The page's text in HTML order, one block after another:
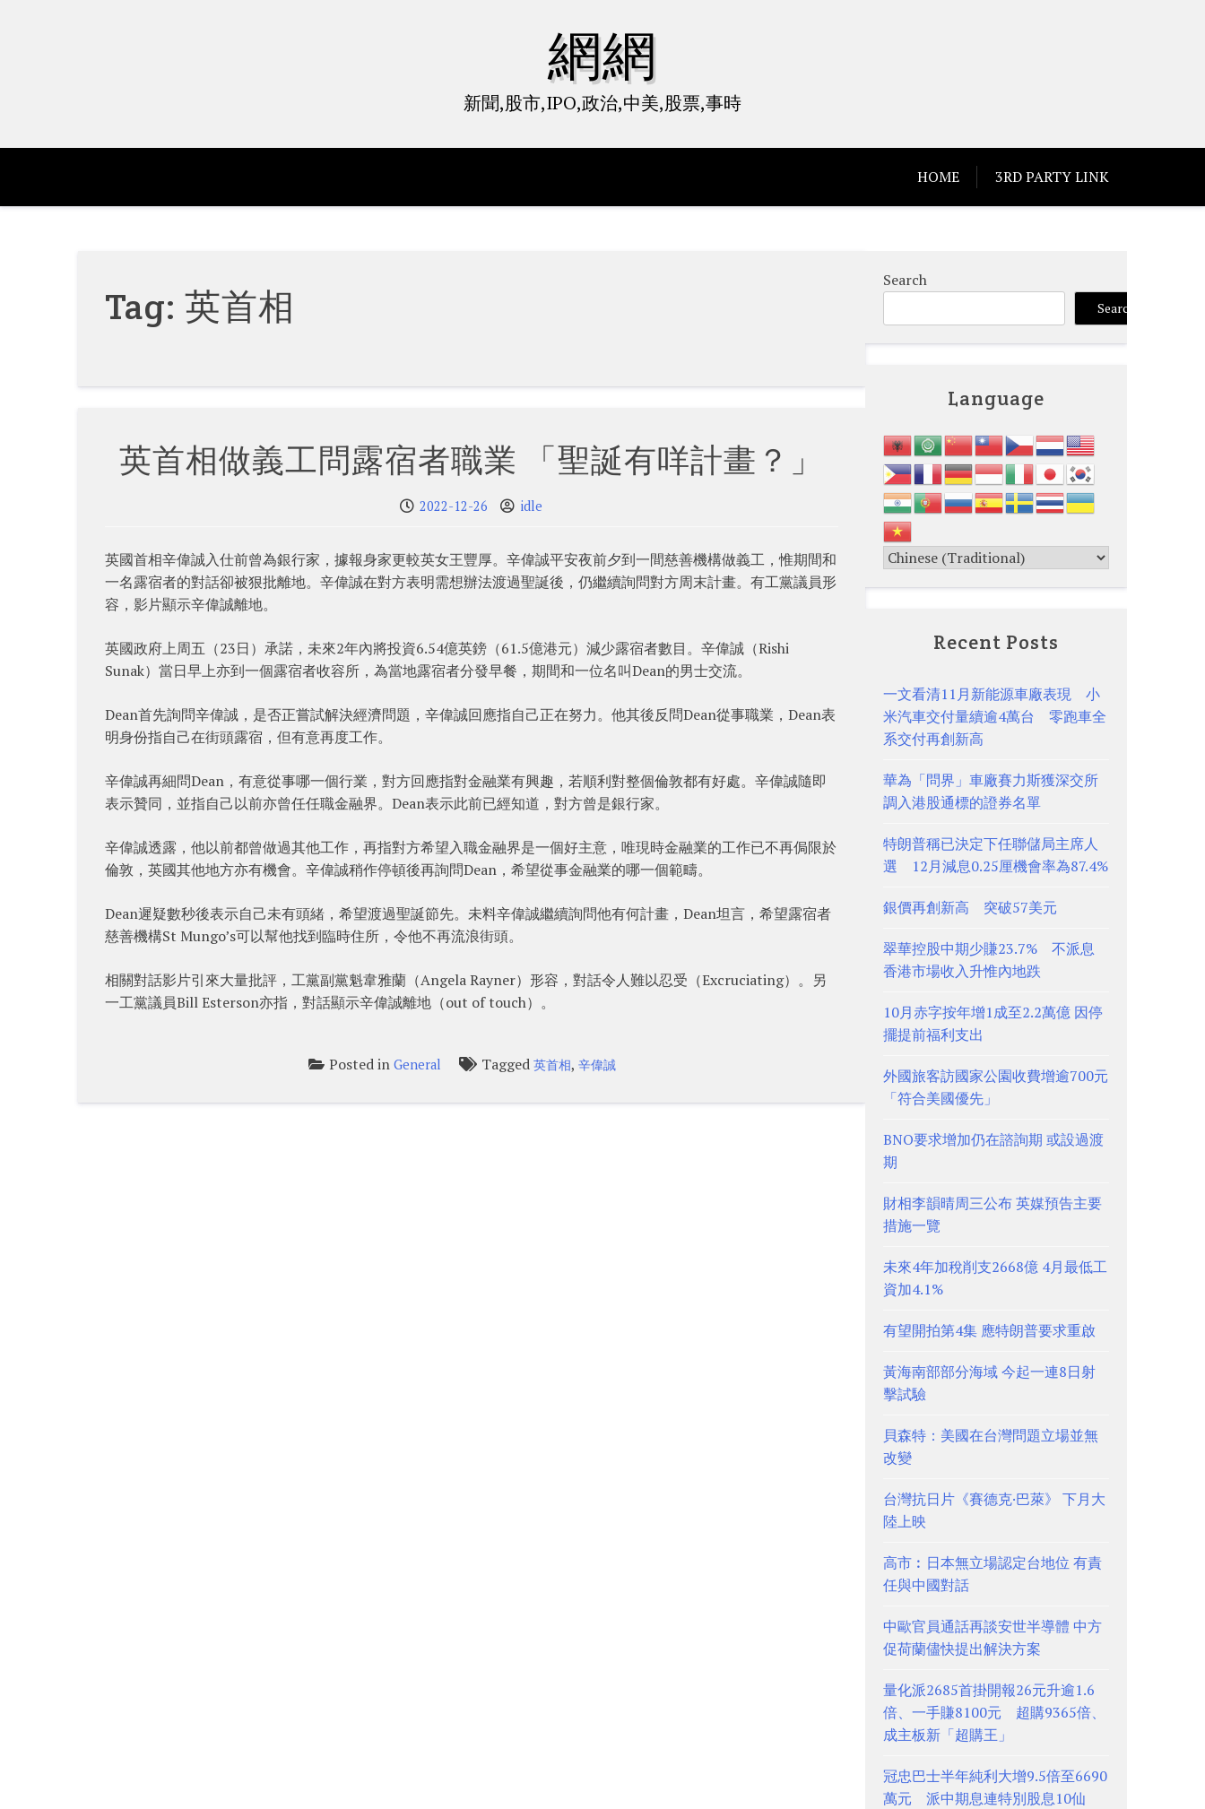
網網
新聞,股市,IPO,政治,中美,股票,事時
HOME 3RD PARTY LINK
Tag: 英首相
英首相做義工問露宿者職業 「聖誕有咩計畫？」
2022-12-26 idle
英國首相辛偉誠入仕前曾為銀行家，據報身家更較英女王豐厚。辛偉誠平安夜前夕到一間慈善機構做義工，惟期間和
一名露宿者的對話卻被狠批離地。辛偉誠在對方表明需想辦法渡過聖誕後，仍繼續詢問對方周末計畫。有工黨議員形
容，影片顯示辛偉誠離地。
英國政府上周五（23日）承諾，未來2年內將投資6.54億英鎊（61.5億港元）減少露宿者數目。辛偉誠（Rishi
Sunak）當日早上亦到一個露宿者收容所，為當地露宿者分發早餐，期間和一位名叫Dean的男士交流。
Dean首先詢問辛偉誠，是否正嘗試解決經濟問題，辛偉誠回應指自己正在努力。他其後反問Dean從事職業，Dean表
明身份指自己在街頭露宿，但有意再度工作。
辛偉誠再細問Dean，有意從事哪一個行業，對方回應指對金融業有興趣，若順利對整個倫敦都有好處。辛偉誠隨即
表示贊同，並指自己以前亦曾任任職金融界。Dean表示此前已經知道，對方曾是銀行家。
辛偉誠透露，他以前都曾做過其他工作，再指對方希望入職金融界是一個好主意，唯現時金融業的工作已不再侷限於
倫敦，英國其他地方亦有機會。辛偉誠稍作停頓後再詢問Dean，希望從事金融業的哪一個範疇。
Dean遲疑數秒後表示自己未有頭緒，希望渡過聖誕節先。未料辛偉誠繼續詢問他有何計畫，Dean坦言，希望露宿者
慈善機構St Mungo’s可以幫他找到臨時住所，令他不再流浪街頭。
相關對話影片引來大量批評，工黨副黨魁韋雅蘭（Angela Rayner）形容，對話令人難以忍受（Excruciating）。另
一工黨議員Bill Esterson亦指，對話顯示辛偉誠離地（out of touch）。
Posted inGeneral Tagged英首相,辛偉誠
Search
Search
Language
Recent Posts
一文看清11月新能源車廠表現 小
米汽車交付量續逾4萬台 零跑車全
系交付再創新高
華為「問界」車廠賽力斯獲深交所
調入港股通標的證券名單
特朗普稱已決定下任聯儲局主席人
選 12月減息0.25厘機會率為87.4%
銀價再創新高 突破57美元
翠華控股中期少賺23.7% 不派息
香港市場收入升惟內地跌
10月赤字按年增1成至2.2萬億 因停
擺提前福利支出
外國旅客訪國家公園收費增逾700元
「符合美國優先」
BNO要求增加仍在諮詢期 或設過渡
期
財相李韻晴周三公布 英媒預告主要
措施一覽
未來4年加稅削支2668億 4月最低工
資加4.1%
有望開拍第4集 應特朗普要求重啟
黃海南部部分海域 今起一連8日射
擊試驗
貝森特：美國在台灣問題立場並無
改變
台灣抗日片《賽德克·巴萊》 下月大
陸上映
高市︰日本無立場認定台地位 有責
任與中國對話
中歐官員通話再談安世半導體 中方
促荷蘭儘快提出解決方案
量化派2685首掛開報26元升逾1.6
倍、一手賺8100元 超購9365倍、
成主板新「超購王」
冠忠巴士半年純利大增9.5倍至6690
萬元 派中期息連特別股息10仙